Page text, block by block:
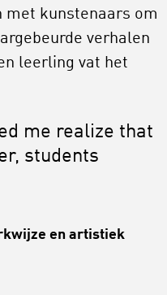
kunstenaars om
verhalen
leerling vat het
me realize that
students
en artistiek